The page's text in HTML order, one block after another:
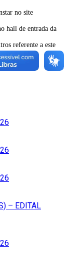
no site
hall de entrada da
referente a este
1181.
– EDITAL